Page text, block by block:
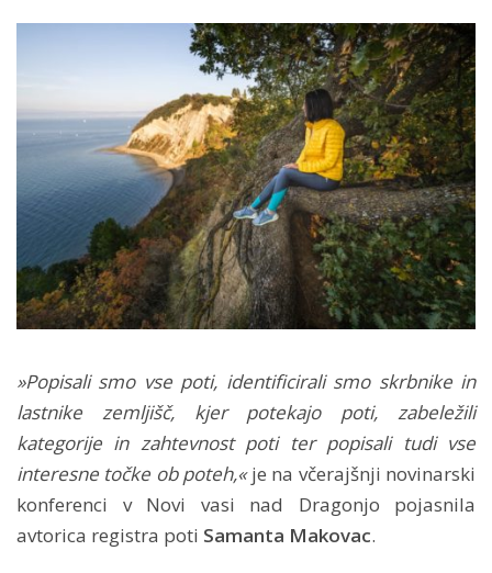
»Popisali smo vse poti, identificirali smo skrbnike in
lastnike zemljišč, kjer potekajo poti, zabeležili
kategorije in zahtevnost poti ter popisali tudi vse
interesne točke ob poteh,«je na včerajšnji novinarski
konferenci v Novi vasi nad Dragonjo pojasnila
avtorica registra poti Samanta Makovac.